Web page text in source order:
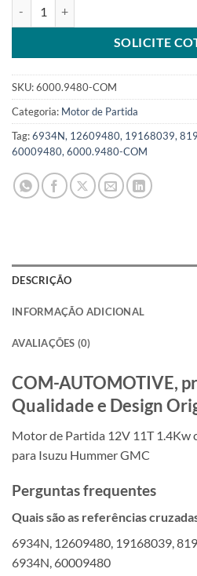
SOLICITE
SKU:6000.9480-COM
Categoria: Motor de Partida
Tag:6934N, 12609480, 19168039,
60009480, 6000.9480-COM
DESCRIÇÃO
INFORMAÇÃO ADICIONAL
AVALIAÇÕES (0)
COM-AUTOMOTIVE,
Qualidade e Design
Motor de Partida 12V 11T 1.4Kw
para Isuzu Hummer GMC
Perguntas frequentes
Quais são as referências
6934N, 12609480, 19168039,
6934N, 60009480